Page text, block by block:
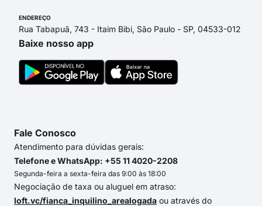
ENDEREÇO
Rua Tabapuã, 743 - Itaim Bibi, São Paulo - SP, 04533-012
Baixe nosso app
Fale Conosco
Atendimento para dúvidas gerais:
Telefone e WhatsApp: +55 11 4020-2208
Segunda-feira a sexta-feira das 9:00 às 18:00
Negociação de taxa ou aluguel em atraso:
loft.vc/fianca_inquilino_arealogada ou através do